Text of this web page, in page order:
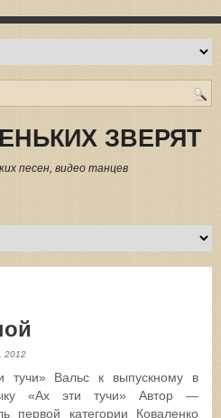
ЗВЕРЯТ
песен, видео танцев
2012
тучи» Вальс к выпускному в
«Ах эти тучи» Автор —
первой категории Коваленко